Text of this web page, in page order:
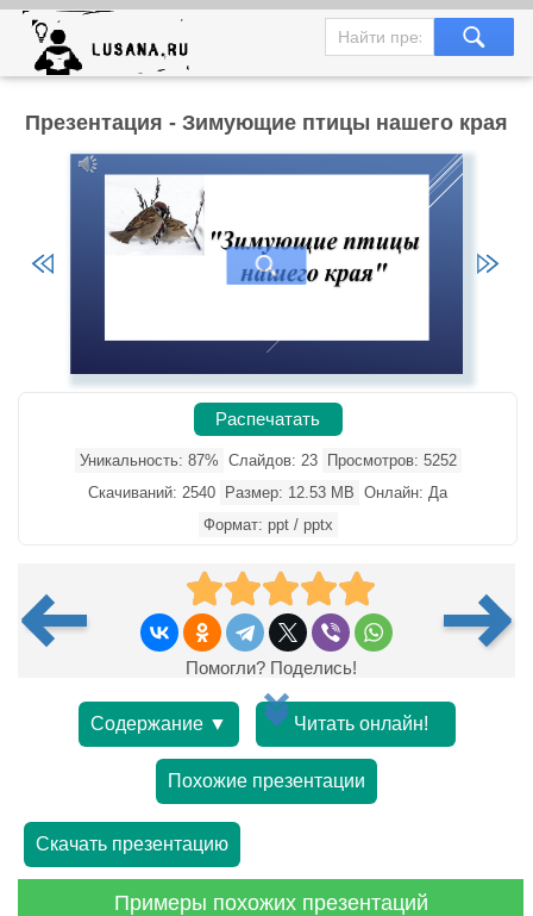
Презентация - Зимующие птицы нашего края
Распечатать
Уникальность: 87% Слайдов: 23
Просмотров: 5252
Скачиваний: 2540
Размер: 12.53 MB Онлайн: Да
Формат: ppt / pptx
Помогли? Поделись!
Содержание ▼ Читать онлайн!
Похожие презентации
Скачать презентацию
Примеры похожих презентаций